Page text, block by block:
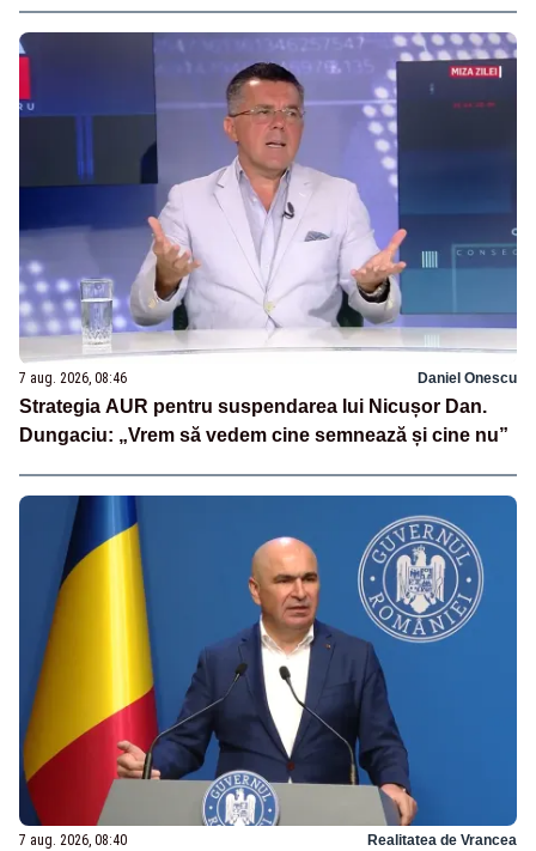
7 aug. 2026, 08:46 Daniel Onescu
Strategia AUR pentru suspendarea lui Nicușor Dan.
Dungaciu: „Vrem să vedem cine semnează și cine nu”
7 aug. 2026, 08:40 Realitatea de Vrancea